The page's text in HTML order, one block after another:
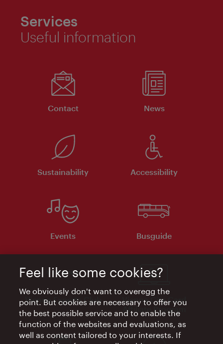
Services
Useful information
Contact News
Sustainability Accessibility
Events Busguide
Vienna Experts Club
Vienna City Card
Affiliate Program
Feel like some cookies?
We obviously don't want to overegg the
point. But cookies are necessary to offer you
the best possible service and to enable the
function of the websites and evaluations, as
well as content tailored to your interests. If